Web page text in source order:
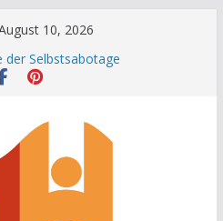
10, 2026
der Selbstsabotage
hinter Neugier und Kreativität
der Gewohnheiten